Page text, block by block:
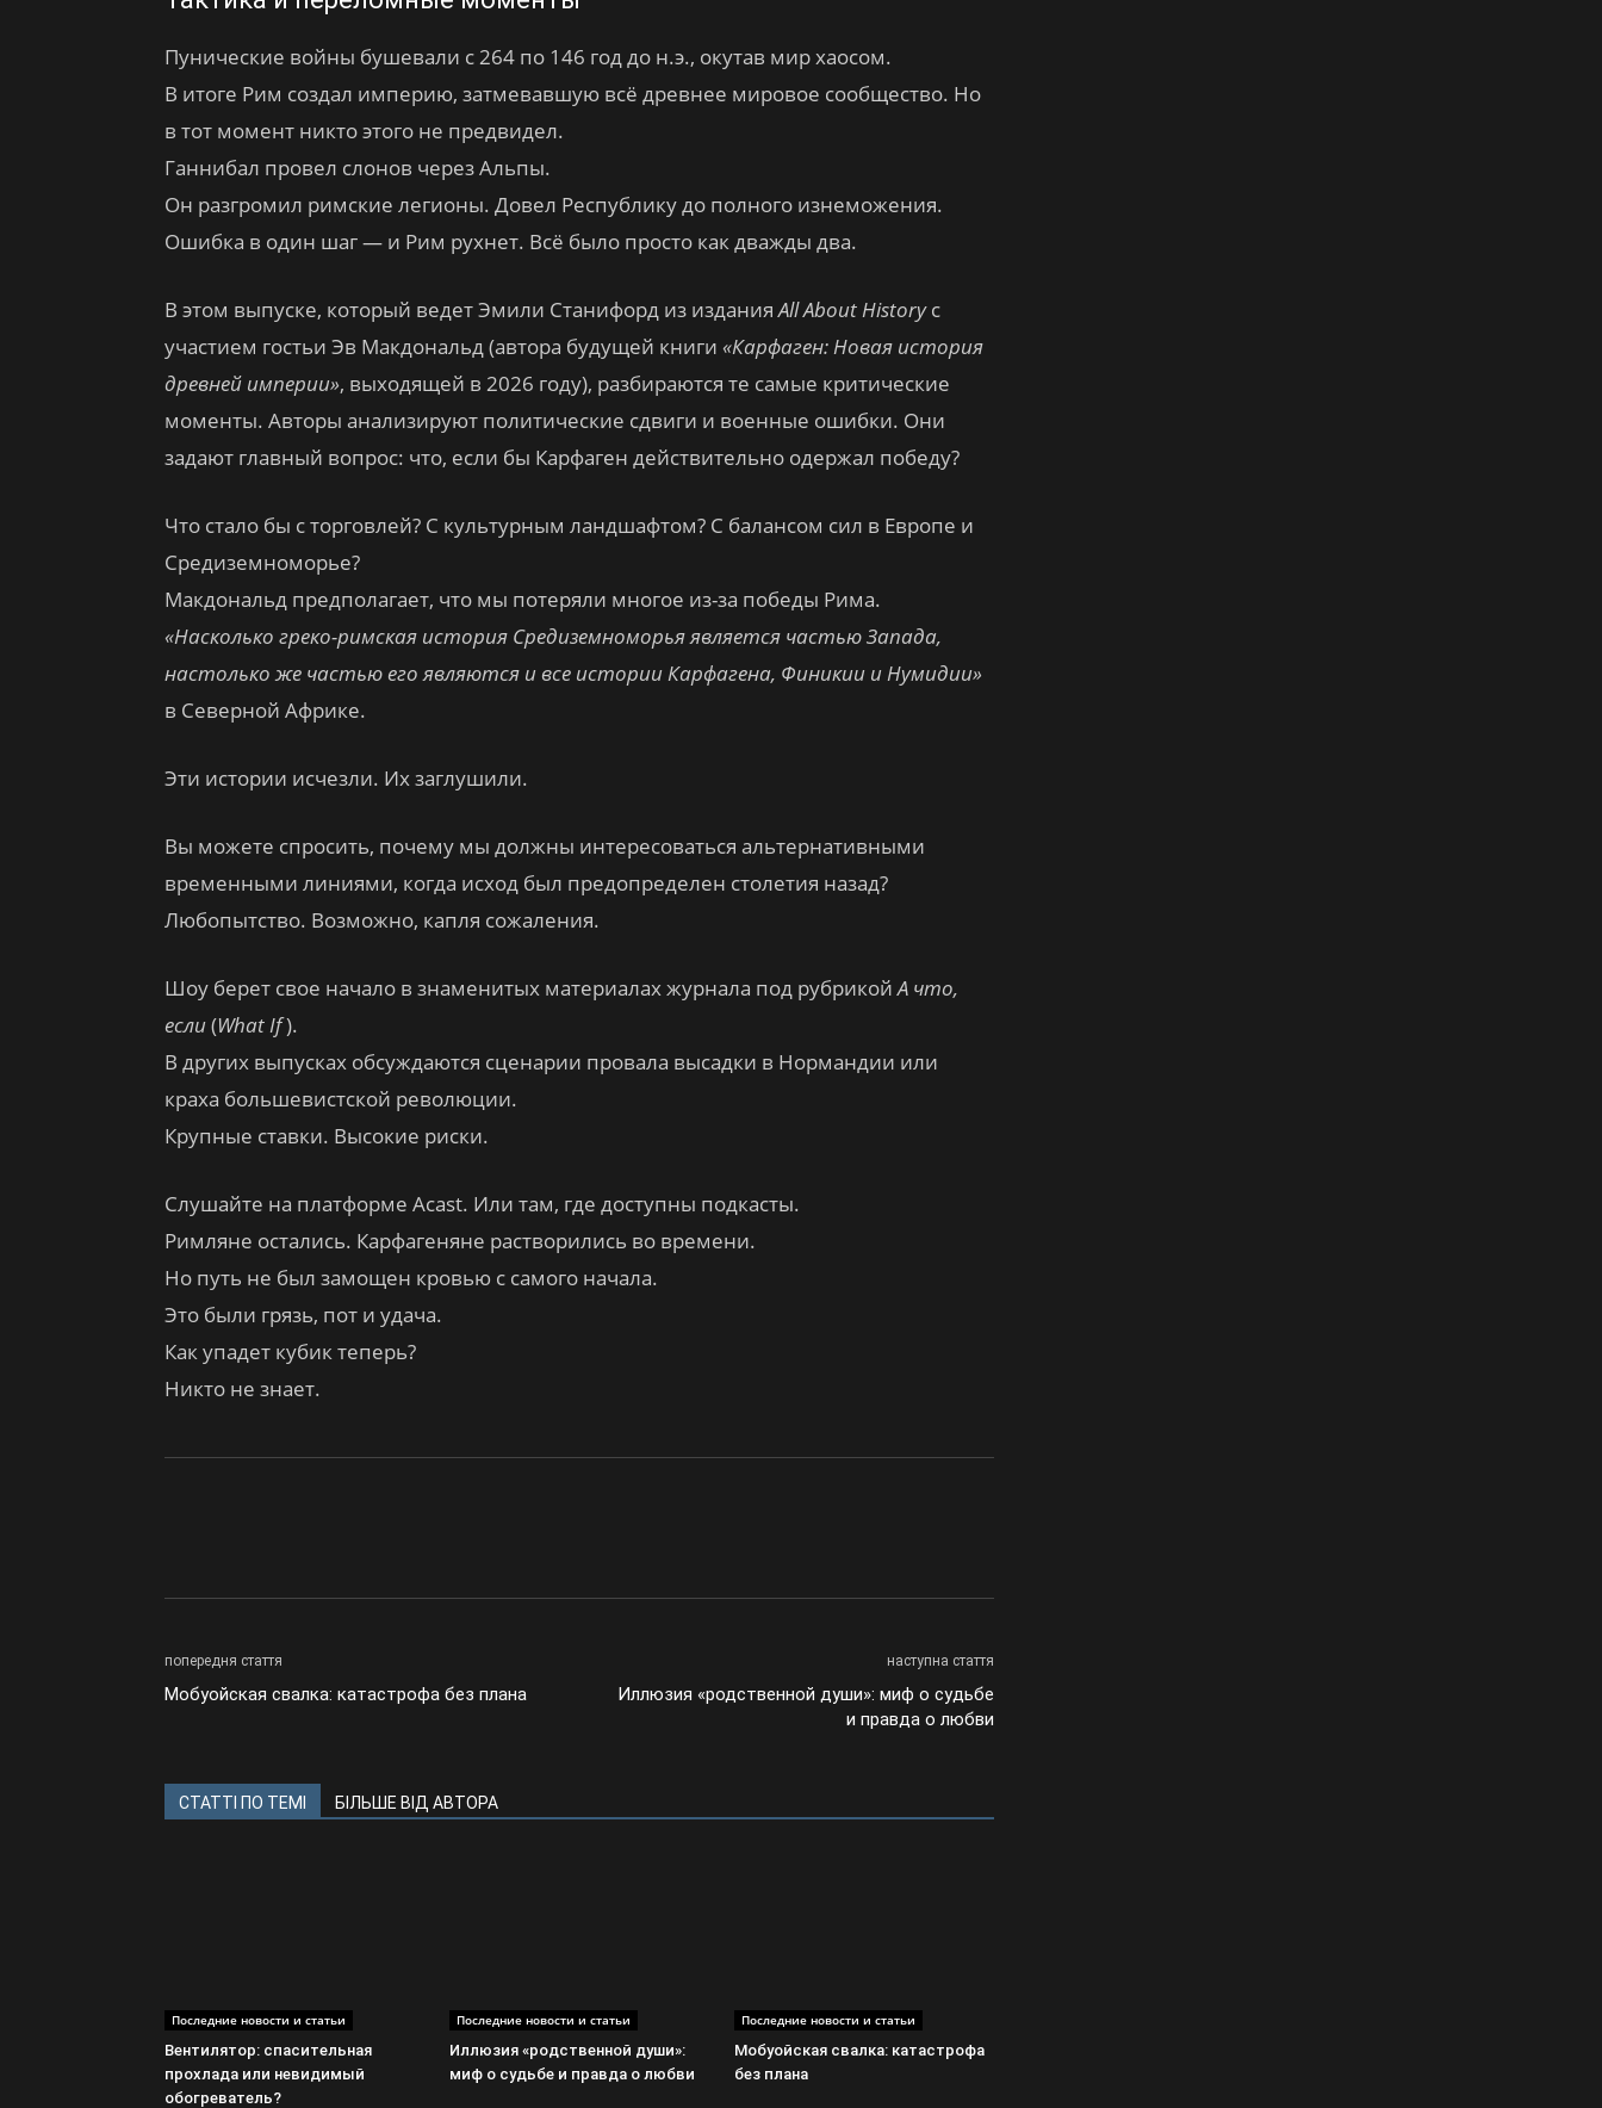
Пунические войны бушевали с 264 по 146 год до н.э., окутав мир хаосом.
В итоге Рим создал империю, затмевавшую всё древнее мировое сообщество. Но
в тот момент никто этого не предвидел.
Ганнибал провел слонов через Альпы.
Он разгромил римские легионы. Довел Республику до полного изнеможения.
Ошибка в один шаг — и Рим рухнет. Всё было просто как дважды два.
В этом выпуске, который ведет Эмили Станифорд из изданияAll About Historyс
участием гостьи Эв Макдональд (автора будущей книги «Карфаген: Новая история
древней империи», выходящей в 2026 году), разбираются те самые критические
моменты. Авторы анализируют политические сдвиги и военные ошибки. Они
задают главный вопрос: что, если бы Карфаген действительно одержал победу?
Что стало бы с торговлей? С культурным ландшафтом? С балансом сил в Европе и
Средиземноморье?
Макдональд предполагает, что мы потеряли многое из-за победы Рима.
«Насколько греко-римская история Средиземноморья является частью Запада,
настолько же частью его являются и все истории Карфагена, Финикии и Нумидии»
в Северной Африке.
Эти истории исчезли. Их заглушили.
Вы можете спросить, почему мы должны интересоваться альтернативными
временными линиями, когда исход был предопределен столетия назад?
Любопытство. Возможно, капля сожаления.
Шоу берет свое начало в знаменитых материалах журнала под рубрикойА что,
если(What If).
В других выпусках обсуждаются сценарии провала высадки в Нормандии или
краха большевистской революции.
Крупные ставки. Высокие риски.
Слушайте на платформе Acast. Или там, где доступны подкасты.
Римляне остались. Карфагеняне растворились во времени.
Но путь не был замощен кровью с самого начала.
Это были грязь, пот и удача.
Как упадет кубик теперь?
Никто не знает.
попередня стаття
Мобуойская свалка: катастрофа без плана
наступна стаття
Иллюзия «родственной души»: миф о судьбе
и правда о любви
СТАТТІ ПО ТЕМІ БІЛЬШЕ ВІД АВТОРА
Последние новости и статьи
Вентилятор: спасительная
прохлада или невидимый
обогреватель?
Последние новости и статьи
Иллюзия «родственной души»:
миф о судьбе и правда о любви
Последние новости и статьи
Мобуойская свалка: катастрофа
без плана